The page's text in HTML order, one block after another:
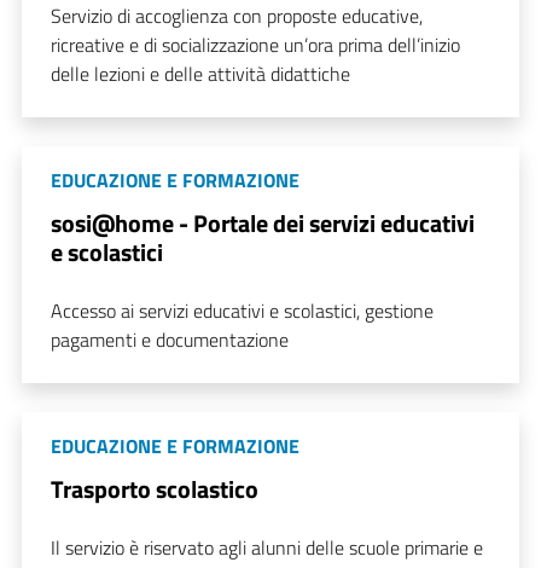
Servizio di accoglienza con proposte educative,
ricreative e di socializzazione un’ora prima dell’inizio
delle lezioni e delle attività didattiche
EDUCAZIONE E FORMAZIONE
sosi@home - Portale dei servizi educativi
e scolastici
Accesso ai servizi educativi e scolastici, gestione
pagamenti e documentazione
EDUCAZIONE E FORMAZIONE
Trasporto scolastico
Il servizio è riservato agli alunni delle scuole primarie e